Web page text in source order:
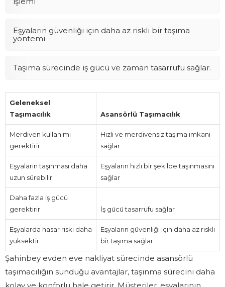
Eşyaların güvenliği için daha az riskli bir taşıma
yöntemi
Taşıma sürecinde iş gücü ve zaman tasarrufu sağlar.
Geleneksel
Taşımacılık
Asansörlü Taşımacılık
Merdiven kullanımı
gerektirir
Hızlı ve merdivensiz taşıma imkanı
sağlar
Eşyaların taşınması daha
uzun sürebilir
Eşyaların hızlı bir şekilde taşınmasını
sağlar
Daha fazla iş gücü
gerektirir
İş gücü tasarrufu sağlar
Eşyalarda hasar riski daha
yüksektir
Eşyaların güvenliği için daha az riskli
bir taşıma sağlar
Şahinbey evden eve nakliyat sürecinde asansörlü
taşımacılığın sunduğu avantajlar, taşınma sürecini daha